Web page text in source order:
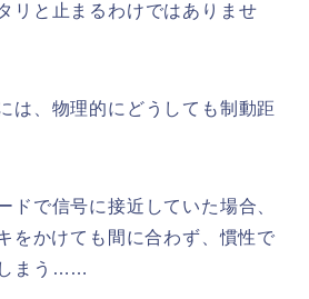
リと止まるわけではありませ
は、物理的にどうしても制動距
ドで信号に接近していた場合、
をかけても間に合わず、慣性で
しまう……